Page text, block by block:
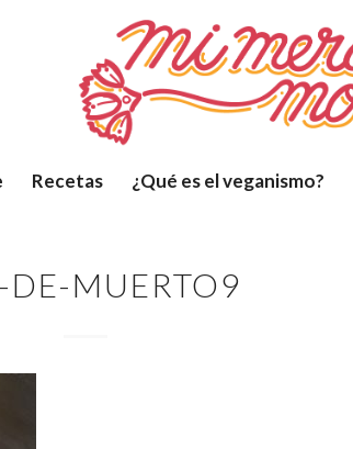
Recetas ¿Qué es el veganismo?
DE-MUERTO9